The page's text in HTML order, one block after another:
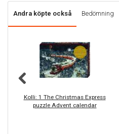
Andra köpte också Bedömning
Kolli: 1 The Christmas Express
puzzle Advent calendar